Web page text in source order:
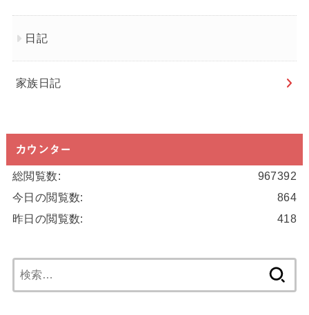
日記
家族日記
カウンター
967392
総閲覧数:
864
今日の閲覧数:
418
昨日の閲覧数:
索: